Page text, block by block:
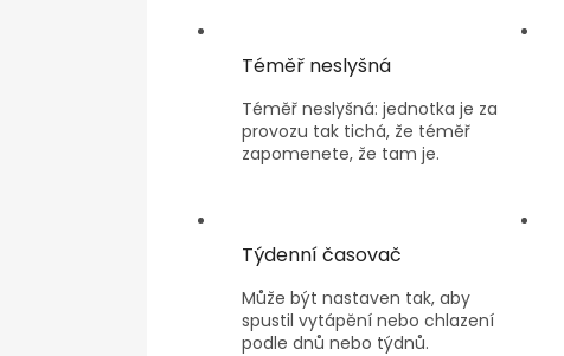
Téměř neslyšná
Téměř neslyšná: jednotka je za
provozu tak tichá, že téměř
zapomenete, že tam je.
Týdenní časovač
Může být nastaven tak, aby
spustil vytápění nebo chlazení
podle dnů nebo týdnů.